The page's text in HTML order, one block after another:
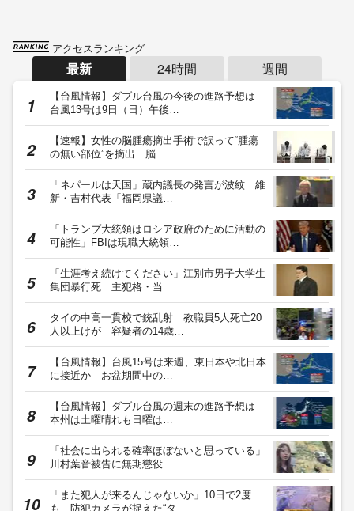
アクセスランキング
最新 24時間 週間
【台風情報】ダブル台風の今後の進路予想は
台風13号は9日（日）午後…
【速報】女性の脳腫瘍摘出手術で誤って“腫瘍
の無い部位”を摘出 脳…
「ネパールは天国」蔵内議長の発言が波紋 維
新・吉村代表「福岡県議…
「トランプ大統領はロシア政府のために活動の
可能性」FBIは現職大統領…
「生涯考え続けてください」江別市男子大学生
集団暴行死 主犯格・当…
タイの中高一貫校で銃乱射 教職員5人死亡20
人以上けが 容疑者の14歳…
【台風情報】台風15号は来週、東日本や北日本
に接近か お盆期間中の…
【台風情報】ダブル台風の週末の進路予想は
本州は土曜晴れも日曜は…
「社会に出られる確率ほぼないと思っている」
川村葉音被告に無期懲役…
「また犯人が来るんじゃないか」10日で2度
も…防犯カメラが捉えた“タ…